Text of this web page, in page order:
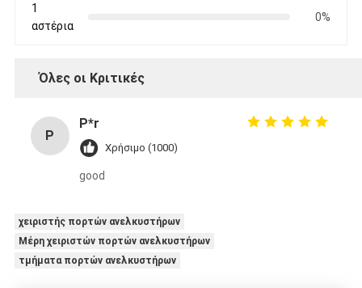
1
αστέρια
0%
Όλες οι Κριτικές
P
P*r
Χρήσιμο (1000)
good
χειριστής πορτών ανελκυστήρων
Μέρη χειριστών πορτών ανελκυστήρων
τμήματα πορτών ανελκυστήρων